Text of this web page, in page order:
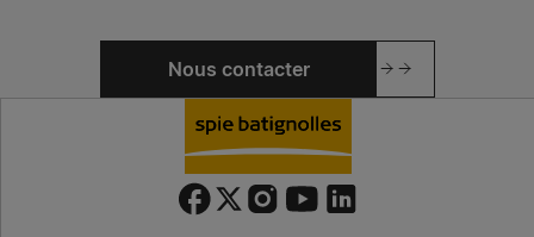
Nous contacter